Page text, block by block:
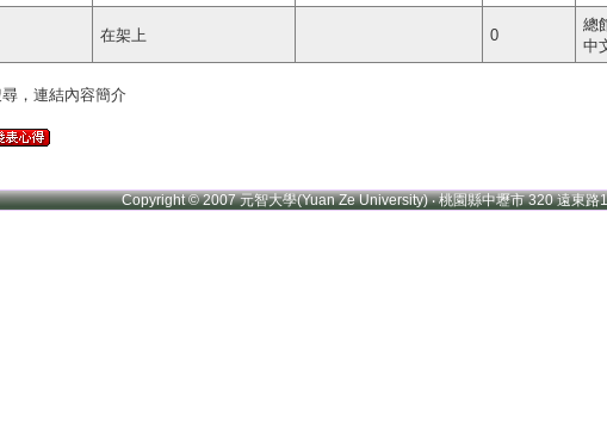
在架上 0
總
中
，連結內容簡介
Copyright © 2007 元智大學(Yuan Ze University) ‧ 桃園縣中壢市 320 遠東路